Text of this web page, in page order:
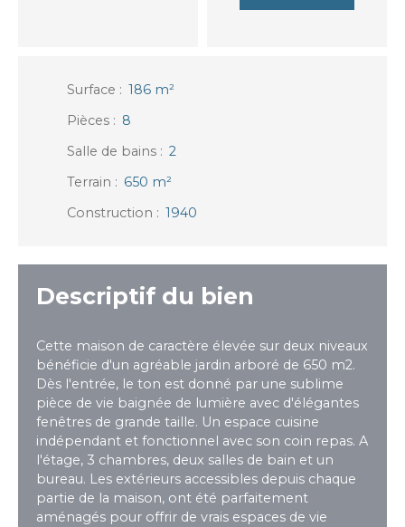
Surface : 186 m²
Pièces : 8
Salle de bains : 2
Terrain : 650 m²
Construction : 1940
Descriptif du bien
Cette maison de caractère élevée sur deux niveaux
bénéficie d'un agréable jardin arboré de 650 m2.
Dès l'entrée, le ton est donné par une sublime
pièce de vie baignée de lumière avec d'élégantes
fenêtres de grande taille. Un espace cuisine
indépendant et fonctionnel avec son coin repas. A
l'étage, 3 chambres, deux salles de bain et un
bureau. Les extérieurs accessibles depuis chaque
partie de la maison, ont été parfaitement
aménagés pour offrir de vrais espaces de vie